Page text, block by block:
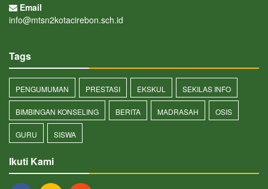
Email
info@mtsn2kotacirebon.sch.id
Tags
PENGUMUMAN PRESTASI EKSKUL SEKILAS INFO
BIMBINGAN KONSELING BERITA MADRASAH OSIS
GURU SISWA
Ikuti Kami